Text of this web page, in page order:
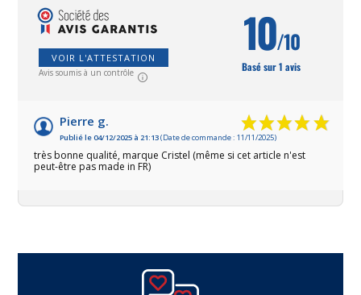
VOIR L'ATTESTATION
Avis soumis à un contrôle
10/10
Basé sur 1 avis
Pierre g.
Publié le 04/12/2025 à 21:13(Date de commande : 11/11/2025)
très bonne qualité, marque Cristel (même si cet article n'est
peut-être pas made in FR)